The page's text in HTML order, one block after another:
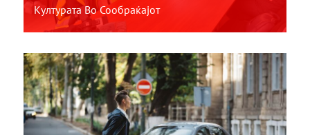
Културата Во Сообраќајот